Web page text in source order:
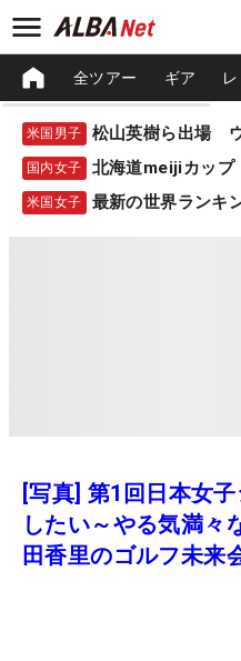
全ツアー ギア
米国男子
国内女子 北海道meijiカッ
米国女子 最新の世界ランキ
[写真] 第1回日本女
したい～やる気満々
田香里のゴルフ未来